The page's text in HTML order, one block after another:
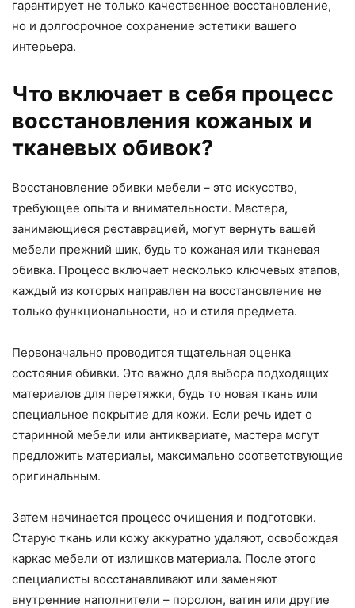
гарантирует не только качественное восстановление,
но и долгосрочное сохранение эстетики вашего
интерьера.
Что включает в себя процесс
восстановления кожаных и
тканевых обивок?
Восстановление обивки мебели – это искусство,
требующее опыта и внимательности. Мастера,
занимающиеся реставрацией, могут вернуть вашей
мебели прежний шик, будь то кожаная или тканевая
обивка. Процесс включает несколько ключевых этапов,
каждый из которых направлен на восстановление не
только функциональности, но и стиля предмета.
Первоначально проводится тщательная оценка
состояния обивки. Это важно для выбора подходящих
материалов для перетяжки, будь то новая ткань или
специальное покрытие для кожи. Если речь идет о
старинной мебели или антиквариате, мастера могут
предложить материалы, максимально соответствующие
оригинальным.
Затем начинается процесс очищения и подготовки.
Старую ткань или кожу аккуратно удаляют, освобождая
каркас мебели от излишков материала. После этого
специалисты восстанавливают или заменяют
внутренние наполнители – поролон, ватин или другие